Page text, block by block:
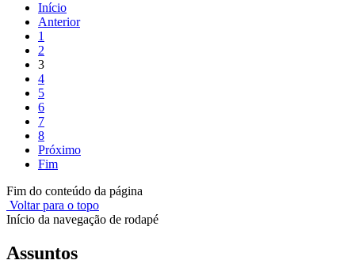
Início
Anterior
1
2
3
4
5
6
7
8
Próximo
Fim
Fim do conteúdo da página
Voltar para o topo
Início da navegação de rodapé
Assuntos